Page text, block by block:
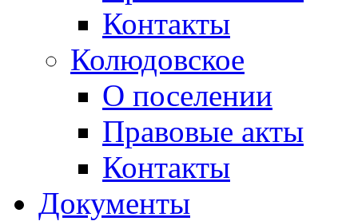
Контакты
Колюдовское
О поселении
Правовые акты
Контакты
Документы